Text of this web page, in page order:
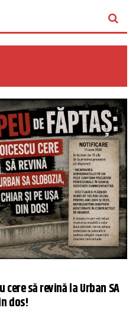
să revină la Urban SA
dos!